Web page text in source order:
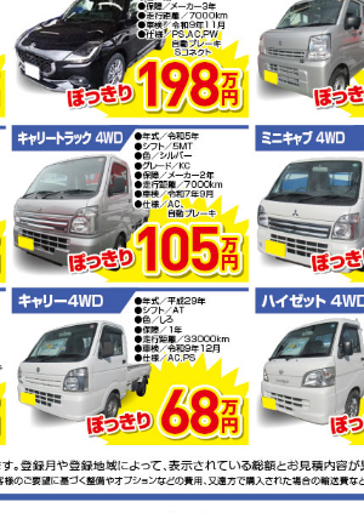
した。
31(火)
30(土)
日)
した。
日)〜10/31(水)
した。
! 10/1(月)〜11/30(金)
日)